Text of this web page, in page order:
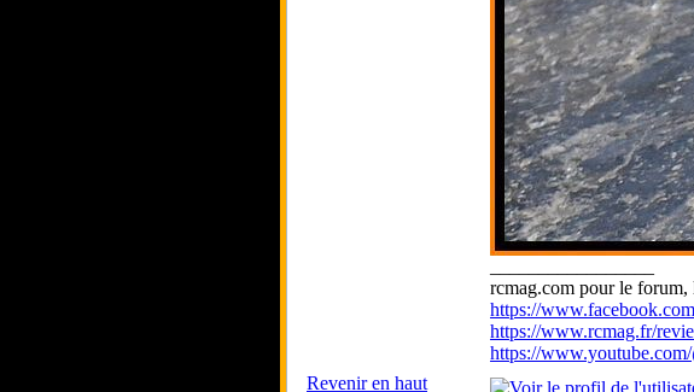
rcmag.com pour le forum,
https://
https://www.rcmag.fr/
https://
Revenir en haut